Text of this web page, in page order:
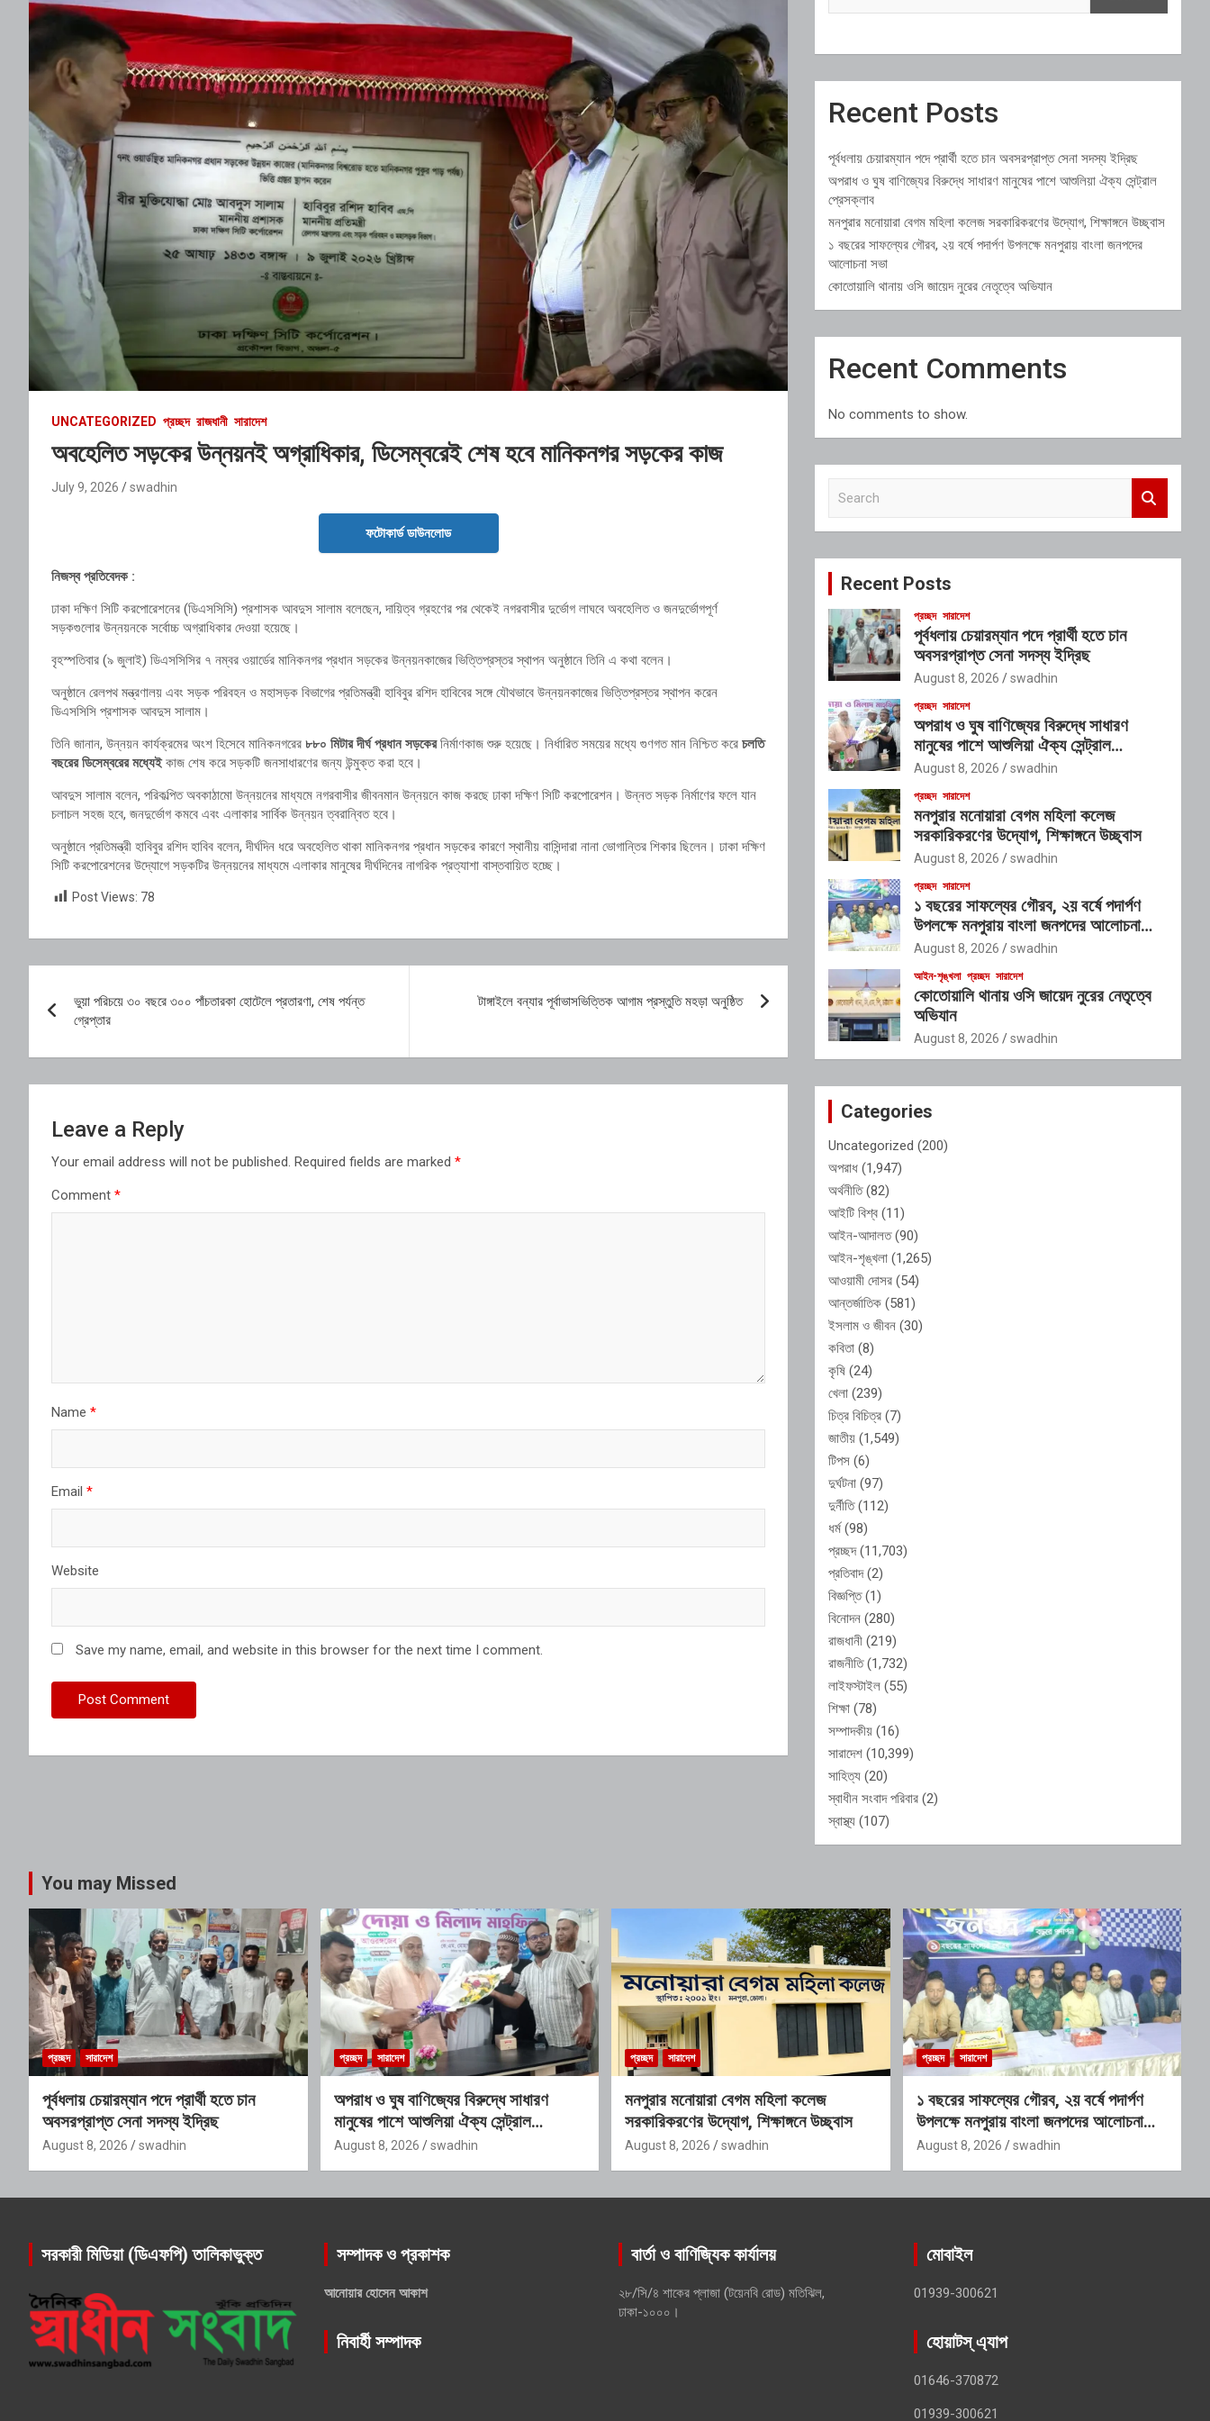
UNCATEGORIZED প্রচ্ছদ রাজধানী সারাদেশ
অবহেলিত সড়কের উন্নয়নই অগ্রাধিকার, ডিসেম্বরেই শেষ হবে মানিকনগর সড়কের কাজ
July 9, 2026 swadhin
ফটোকার্ড ডাউনলোড
নিজস্ব প্রতিবেদক :
ঢাকা দক্ষিণ সিটি করপোরেশনের (ডিএসসিসি) প্রশাসক আবদুস সালাম বলেছেন, দায়িত্ব গ্রহণের পর থেকেই নগরবাসীর দুর্ভোগ লাঘবে অবহেলিত ও জনদুর্ভোগপূর্ণ
সড়কগুলোর উন্নয়নকে সর্বোচ্চ অগ্রাধিকার দেওয়া হয়েছে।
বৃহস্পতিবার (৯ জুলাই) ডিএসসিসির ৭ নম্বর ওয়ার্ডের মানিকনগর প্রধান সড়কের উন্নয়নকাজের ভিত্তিপ্রস্তর স্থাপন অনুষ্ঠানে তিনি এ কথা বলেন।
অনুষ্ঠানে রেলপথ মন্ত্রণালয় এবং সড়ক পরিবহন ও মহাসড়ক বিভাগের প্রতিমন্ত্রী হাবিবুর রশিদ হাবিবের সঙ্গে যৌথভাবে উন্নয়নকাজের ভিত্তিপ্রস্তর স্থাপন করেন
ডিএসসিসি প্রশাসক আবদুস সালাম।
তিনি জানান, উন্নয়ন কার্যক্রমের অংশ হিসেবে মানিকনগরের ৮৮০ মিটার দীর্ঘ প্রধান সড়কেরনির্মাণকাজ শুরু হয়েছে। নির্ধারিত সময়ের মধ্যে গুণগত মান নিশ্চিত করে চলতি
বছরের ডিসেম্বরের মধ্যেইকাজ শেষ করে সড়কটি জনসাধারণের জন্য উন্মুক্ত করা হবে।
আবদুস সালাম বলেন, পরিকল্পিত অবকাঠামো উন্নয়নের মাধ্যমে নগরবাসীর জীবনমান উন্নয়নে কাজ করছে ঢাকা দক্ষিণ সিটি করপোরেশন। উন্নত সড়ক নির্মাণের ফলে যান
চলাচল সহজ হবে, জনদুর্ভোগ কমবে এবং এলাকার সার্বিক উন্নয়ন ত্বরান্বিত হবে।
অনুষ্ঠানে প্রতিমন্ত্রী হাবিবুর রশিদ হাবিব বলেন, দীর্ঘদিন ধরে অবহেলিত থাকা মানিকনগর প্রধান সড়কের কারণে স্থানীয় বাসিন্দারা নানা ভোগান্তির শিকার ছিলেন। ঢাকা দক্ষিণ
সিটি করপোরেশনের উদ্যোগে সড়কটির উন্নয়নের মাধ্যমে এলাকার মানুষের দীর্ঘদিনের নাগরিক প্রত্যাশা বাস্তবায়িত হচ্ছে।
Post Views: 78
navigation
ভুয়া পরিচয়ে ৩০ বছরে ৩০০ পাঁচতারকা হোটেলে প্রতারণা, শেষ পর্যন্ত
গ্রেপ্তার
টাঙ্গাইলে বন্যার পূর্বাভাসভিত্তিক আগাম প্রস্তুতি মহড়া অনুষ্ঠিত
Leave a Reply
Your email address will not be published. Required fields are marked *
Comment *
Name *
Email *
Website
Save my name, email, and website in this browser for the next time I comment.
Recent Posts
পূর্বধলায় চেয়ারম্যান পদে প্রার্থী হতে চান অবসরপ্রাপ্ত সেনা সদস্য ইদ্রিছ
অপরাধ ও ঘুষ বাণিজ্যের বিরুদ্ধে সাধারণ মানুষের পাশে আশুলিয়া ঐক্য সেন্ট্রাল
প্রেসক্লাব
মনপুরার মনোয়ারা বেগম মহিলা কলেজ সরকারিকরণের উদ্যোগ, শিক্ষাঙ্গনে উচ্ছ্বাস
১ বছরের সাফল্যের গৌরব, ২য় বর্ষে পদার্পণ উপলক্ষে মনপুরায় বাংলা জনপদের
আলোচনা সভা
কোতোয়ালি থানায় ওসি জায়েদ নুরের নেতৃত্বে অভিযান
Recent Comments
No comments to show.
c
Recent Posts
প্রচ্ছদ সারাদেশ
পূর্বধলায় চেয়ারম্যান পদে প্রার্থী হতে চান
অবসরপ্রাপ্ত সেনা সদস্য ইদ্রিছ
August 8, 2026 swadhin
প্রচ্ছদ সারাদেশ
অপরাধ ও ঘুষ বাণিজ্যের বিরুদ্ধে সাধারণ
মানুষের পাশে আশুলিয়া ঐক্য সেন্ট্রাল
প্রেসক্লাব
August 8, 2026 swadhin
প্রচ্ছদ সারাদেশ
মনপুরার মনোয়ারা বেগম মহিলা কলেজ
সরকারিকরণের উদ্যোগ, শিক্ষাঙ্গনে উচ্ছ্বাস
August 8, 2026 swadhin
প্রচ্ছদ সারাদেশ
১ বছরের সাফল্যের গৌরব, ২য় বর্ষে পদার্পণ
উপলক্ষে মনপুরায় বাংলা জনপদের আলোচনা
সভা
August 8, 2026 swadhin
আইন-শৃঙ্খলা প্রচ্ছদ সারাদেশ
কোতোয়ালি থানায় ওসি জায়েদ নুরের নেতৃত্বে
অভিযান
August 8, 2026 swadhin
Categories
Uncategorized (200)
অপরাধ (1,947)
অর্থনীতি(82)
আইটি বিশ্ব (11)
আইন-আদালত(90)
আইন-শৃঙ্খলা (1,265)
আওয়ামী দোসর (54)
আন্তর্জাতিক (581)
ইসলাম ও জীবন (30)
কবিতা (8)
কৃষি (24)
খেলা (239)
চিত্র বিচিত্র (7)
জাতীয় (1,549)
টিপস (6)
দুর্ঘটনা (97)
দুর্নীতি(112)
ধর্ম(98)
প্রচ্ছদ(11,703)
প্রতিবাদ(2)
বিজ্ঞপ্তি(1)
বিনোদন (280)
রাজধানী (219)
রাজনীতি(1,732)
লাইফস্টাইল (55)
শিক্ষা (78)
সম্পাদকীয় (16)
সারাদেশ (10,399)
সাহিত্য (20)
স্বাধীন সংবাদ পরিবার (2)
স্বাস্থ্য (107)
You may Missed
প্রচ্ছদ সারাদেশ
পূর্বধলায় চেয়ারম্যান পদে প্রার্থী হতে চান
অবসরপ্রাপ্ত সেনা সদস্য ইদ্রিছ
August 8, 2026 swadhin
প্রচ্ছদ সারাদেশ
অপরাধ ও ঘুষ বাণিজ্যের বিরুদ্ধে সাধারণ
মানুষের পাশে আশুলিয়া ঐক্য সেন্ট্রাল
প্রেসক্লাব
August 8, 2026 swadhin
প্রচ্ছদ সারাদেশ
মনপুরার মনোয়ারা বেগম মহিলা কলেজ
সরকারিকরণের উদ্যোগ, শিক্ষাঙ্গনে উচ্ছ্বাস
August 8, 2026 swadhin
প্রচ্ছদ সারাদেশ
১ বছরের সাফল্যের গৌরব, ২য় বর্ষে পদার্পণ
উপলক্ষে মনপুরায় বাংলা জনপদের আলোচনা
সভা
August 8, 2026 swadhin
সরকারী মিডিয়া (ডিএফপি) তালিকাভুক্ত সম্পাদক ও প্রকাশক
আনোয়ার হোসেন আকাশ
নিবার্হী সম্পাদক
বার্তা ও বাণিজ্যিক কার্যালয়
২৮/সি/৪ শাকের প্লাজা (টয়েনবি রোড) মতিঝিল,
ঢাকা-১০০০।
মোবাইল
01939-300621
হোয়াটস্ এ্যাপ
01646-370872
01939-300621